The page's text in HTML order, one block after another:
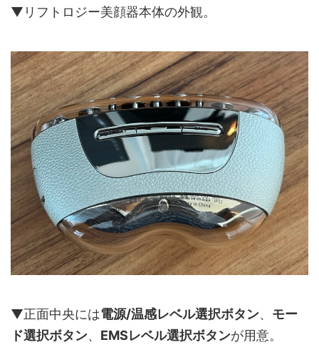
▼リフトロジー美顔器本体の外観。
▼正面中央には電源/温感レベル選択ボタン、 モー
ド選択ボタン、 EMSレベル選択ボタンが用意。